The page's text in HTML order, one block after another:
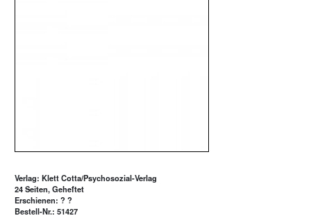
Verlag: Klett Cotta/Psychosozial-Verlag
24 Seiten, Geheftet
Erschienen: ? ?
Bestell-Nr.: 51427